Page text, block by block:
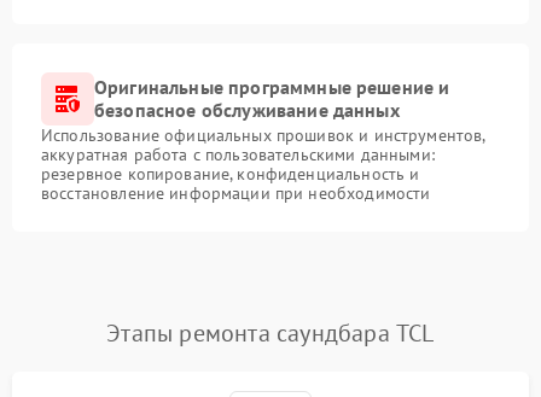
Оригинальные программные решение и
безопасное обслуживание данных
Использование официальных прошивок и инструментов,
аккуратная работа с пользовательскими данными:
резервное копирование, конфиденциальность и
восстановление информации при необходимости
Этапы ремонта саундбара TCL